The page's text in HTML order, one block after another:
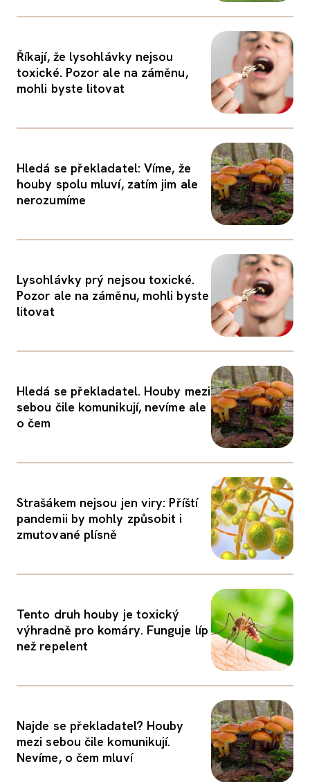
Říkají, že lysohlávky nejsou
toxické. Pozor ale na záměnu,
mohli byste litovat
Hledá se překladatel: Víme, že
houby spolu mluví, zatím jim ale
nerozumíme
Lysohlávky prý nejsou toxické.
Pozor ale na záměnu, mohli byste
litovat
Hledá se překladatel. Houby mezi
sebou čile komunikují, nevíme ale
o čem
Strašákem nejsou jen viry: Příští
pandemii by mohly způsobit i
zmutované plísně
Tento druh houby je toxický
výhradně pro komáry. Funguje líp
než repelent
Najde se překladatel? Houby
mezi sebou čile komunikují.
Nevíme, o čem mluví